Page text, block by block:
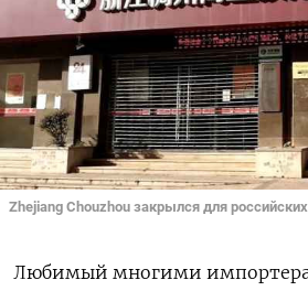
Zhejiang Chouzhou закрылся для
Любимый многими